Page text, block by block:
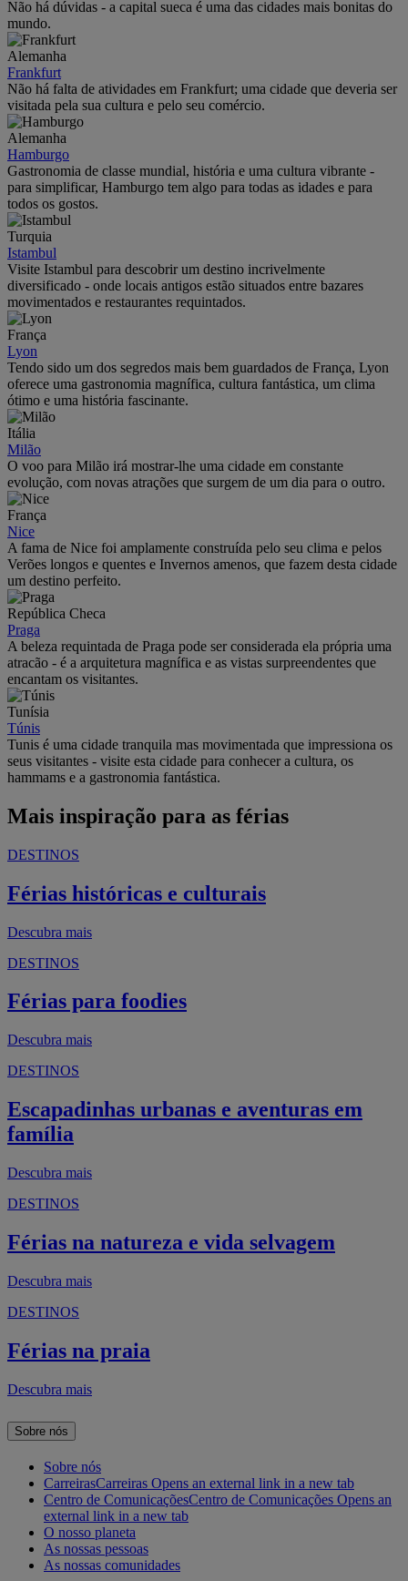
Não há dúvidas - a capital sueca é uma das cidades mais bonitas do
mundo.
Alemanha
Frankfurt
Não há falta de atividades em Frankfurt; uma cidade que deveria ser
visitada pela sua cultura e pelo seu comércio.
Alemanha
Hamburgo
Gastronomia de classe mundial, história e uma cultura vibrante -
para simplificar, Hamburgo tem algo para todas as idades e para
todos os gostos.
Turquia
Istambul
Visite Istambul para descobrir um destino incrivelmente
diversificado - onde locais antigos estão situados entre bazares
movimentados e restaurantes requintados.
França
Lyon
Tendo sido um dos segredos mais bem guardados de França, Lyon
oferece uma gastronomia magnífica, cultura fantástica, um clima
ótimo e uma história fascinante.
Itália
Milão
O voo para Milão irá mostrar-lhe uma cidade em constante
evolução, com novas atrações que surgem de um dia para o outro.
França
Nice
A fama de Nice foi amplamente construída pelo seu clima e pelos
Verões longos e quentes e Invernos amenos, que fazem desta cidade
um destino perfeito.
República Checa
Praga
A beleza requintada de Praga pode ser considerada ela própria uma
atracão - é a arquitetura magnífica e as vistas surpreendentes que
encantam os visitantes.
Tunísia
Túnis
Tunis é uma cidade tranquila mas movimentada que impressiona os
seus visitantes - visite esta cidade para conhecer a cultura, os
hammams e a gastronomia fantástica.
Mais inspiração para as férias
DESTINOS
Férias históricas e culturais
Descubra mais
DESTINOS
Férias para foodies
Descubra mais
DESTINOS
Escapadinhas urbanas e aventuras em
família
Descubra mais
DESTINOS
Férias na natureza e vida selvagem
Descubra mais
DESTINOS
Férias na praia
Descubra mais
Sobre nós
Sobre nós
CarreirasCarreiras Opens an external link in a new tab
Centro de ComunicaçõesCentro de Comunicações Opens an
external link in a new tab
O nosso planeta
As nossas pessoas
As nossas comunidades